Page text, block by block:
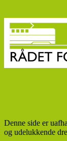
Denne side er
og udelukkende